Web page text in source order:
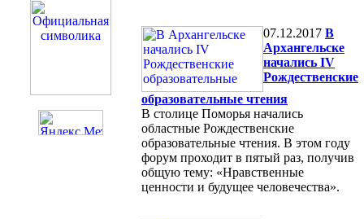
07.12.2017 В
Архангельске
начались IV
Рождественские
образовательные чтения
В столице Поморья начались
областные Рождественские
образовательные чтения. В этом году
форум проходит в пятый раз, получив
общую тему: «Нравственные
ценности и будущее человечества».